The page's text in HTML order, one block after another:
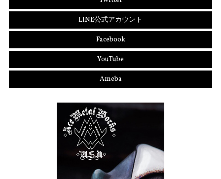
LINE公式アカウント
Facebook
YouTube
Ameba